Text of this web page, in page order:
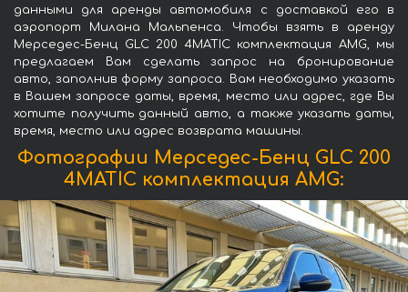
данными для аренды автомобиля с доставкой его в
аэропорт Милана Мальпенса. Чтобы взять в аренду
Мерседес-Бенц GLC 200 4MATIC комплектация AMG, мы
предлагаем Вам сделать запрос на бронирование
авто, заполнив форму запроса. Вам необходимо указать
в Вашем запросе даты, время, место или адрес, где Вы
хотите получить данный авто, а также указать даты,
время, место или адрес возврата машины.
Фотографии Мерседес-Бенц GLC 200
4MATIC комплектация AMG: